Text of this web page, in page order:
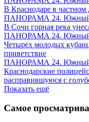
В Краснодаре в
ПАНОРАМА 24. Южный
В Сочи горная река
ПАНОРАМА 24. Южный
Четырех молодых
приветствие
ПАНОРАМА 24. Южный
Краснодарские
расправившуюся с
Показать ещё
Самое